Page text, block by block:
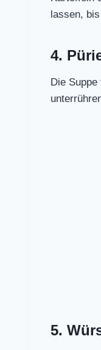
lassen,
4.
Die
5.